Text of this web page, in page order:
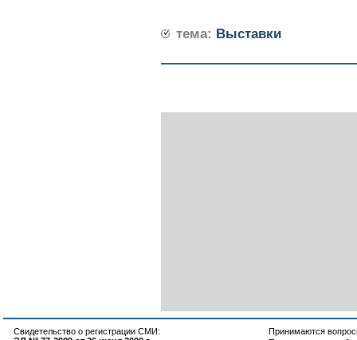
тема: Выставки
Свидетельство о регистрации СМИ:
Принимаются